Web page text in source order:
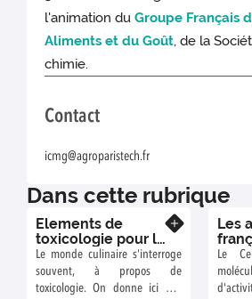
l'animation duGroupe Français
Aliments et du Goût, de la
chimie.
Contact
icmg@agroparistech.fr
Dans cette rubrique
Elements de
toxicologie pour le
monde culinaire
Le monde culinaire s'interroge
souvent, à propos de
toxicologie. On donne ici des
Les
Le